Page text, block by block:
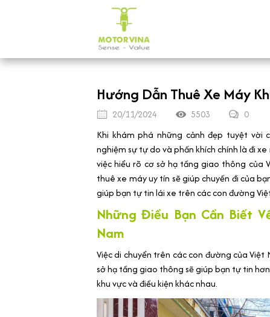
Hướng Dẫn Thuê Xe Máy
20/11/2024 5503
0
Khi khám phá những cảnh đẹp tuyệt
nghiệm sự tự do và phấn khích chính là đi
việc hiểu rõ cơ sở hạ tầng giao thông của
thuê xe máy uy tín sẽ giúp chuyến đi của
giúp bạn tự tin lái xe trên các con đường
Những Điều Bạn Cần Biết
Nam
Việc di chuyển trên các con đường của
sở hạ tầng giao thông sẽ giúp bạn tự tin
khu vực và điều kiện khác nhau.